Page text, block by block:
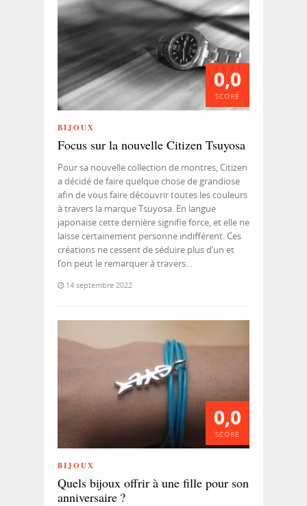
0,0
SCORE
BIJOUX
Focus sur la nouvelle Citizen Tsuyosa
Pour sa nouvelle collection de montres, Citizen
a décidé de faire quelque chose de grandiose
afin de vous faire découvrir toutes les couleurs
à travers la marque Tsuyosa. En langue
japonaise cette dernière signifie force, et elle ne
laisse certainement personne indifférent. Ces
créations ne cessent de séduire plus d’un et
l’on peut le remarquer à travers…
14 septembre 2022
0,0
SCORE
BIJOUX
Quels bijoux offrir à une fille pour son
anniversaire ?